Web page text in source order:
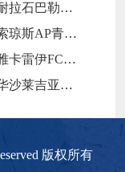
耐拉石巴勒鲁普
索琼斯AP青年队
雅卡雷伊FCU20
华沙莱吉亚青年队
版权所有